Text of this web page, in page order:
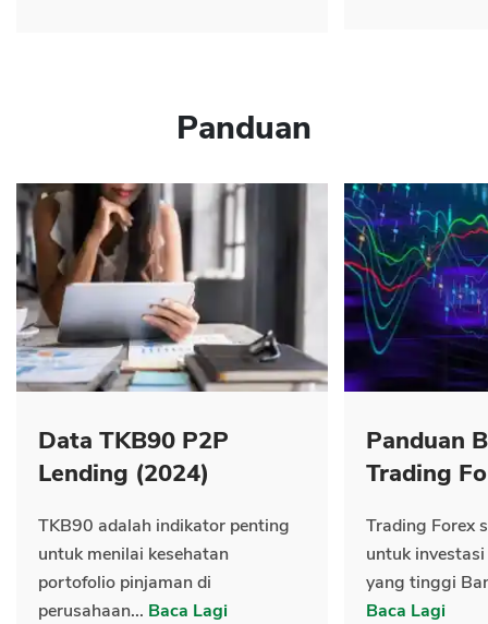
Panduan
Data TKB90 P2P
Lending (2024)
TKB90 adalah indikator penting
untuk menilai kesehatan
portofolio pinjaman di
perusahaan... Baca Lagi
Panduan
Trading
Trading Forex
untuk
yang tinggi
Baca Lagi